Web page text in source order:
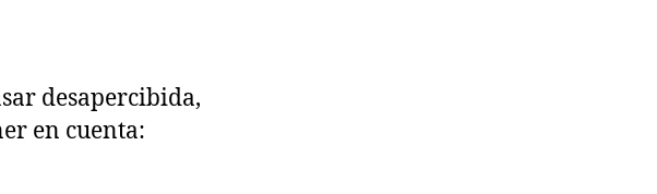
desapercibida,
en cuenta: